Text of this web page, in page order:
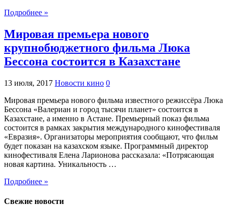
Подробнее »
Мировая премьера нового
крупнобюджетного фильма Люка
Бессона состоится в Казахстане
13 июля, 2017 Новости кино 0
Мировая премьера нового фильма известного режиссёра Люка
Бессона «Валериан и город тысячи планет» состоится в
Казахстане, а именно в Астане. Премьерный показ фильма
состоится в рамках закрытия международного кинофестиваля
«Евразия». Организаторы мероприятия сообщают, что фильм
будет показан на казахском языке. Программный директор
кинофестиваля Елена Ларионова рассказала: «Потрясающая
новая картина. Уникальность …
Подробнее »
Свежие новости